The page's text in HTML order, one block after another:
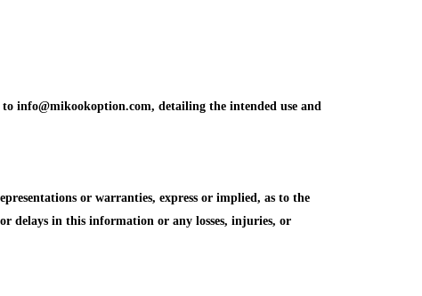
info@mikookoption.com, detailing the intended use and
or warranties, express or implied, as to the
delays in this information or any losses, injuries, or